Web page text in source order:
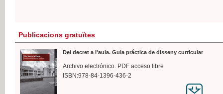
Publicacions gratuïtes
Del decret a l'aula. Guia práctica de disseny curricular
Archivo electrónico. PDF acceso libre
ISBN:978-84-1396-436-2